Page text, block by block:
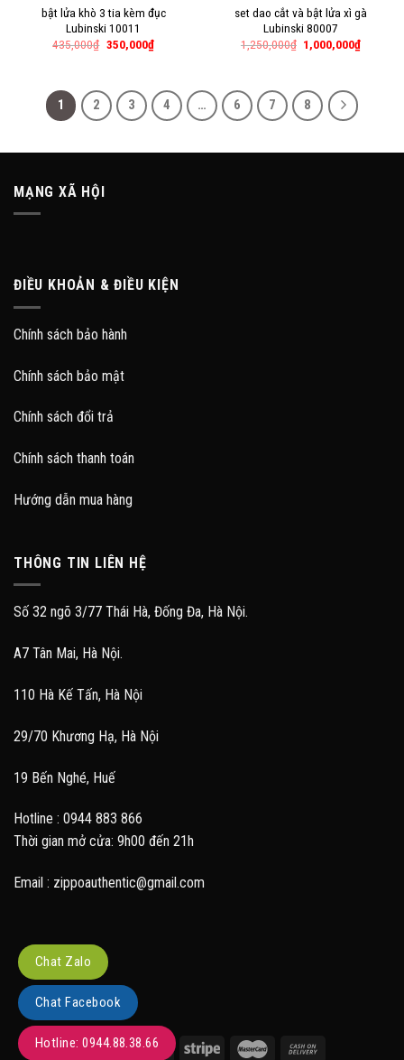
bật lửa khò 3 tia kèm đục
Lubinski 10011
435,000₫ 350,000₫
set dao cắt và bật lửa xì gà
Lubinski 80007
1,250,000₫ 1,000,000₫
1 2 3 4 … 6 7 8
MẠNG XÃ HỘI
ĐIỀU KHOẢN & ĐIỀU KIỆN
Chính sách bảo hành
Chính sách bảo mật
Chính sách đổi trả
Chính sách thanh toán
Hướng dẫn mua hàng
THÔNG TIN LIÊN HỆ
Số 32 ngõ 3/77 Thái Hà, Đống Đa, Hà Nội.
A7 Tân Mai, Hà Nội.
110 Hà Kế Tấn, Hà Nội
29/70 Khương Hạ, Hà Nội
19 Bến Nghé, Huế
Hotline : 0944 883 866
Thời gian mở cửa: 9h00 đến 21h
Email : zippoauthentic@gmail.com
Chat Zalo
Chat Facebook
Hotline: 0944.88.38.66